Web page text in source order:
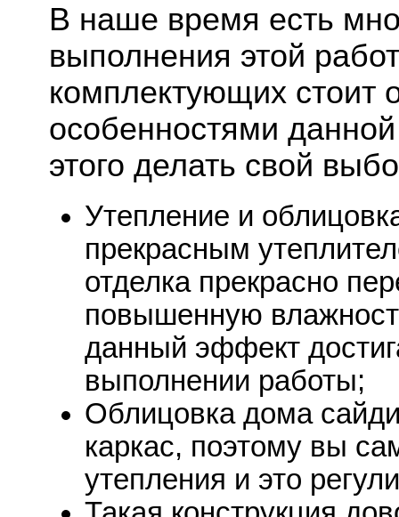
В наше время есть
выполнения этой
комплектующих стоит
особенностями
этого делать свой
Утепление и
прекрасным
отделка прекрасно
повышенную
данный эффект
выполнении работы;
Облицовка дома
каркас, поэтому вы
утепления и это